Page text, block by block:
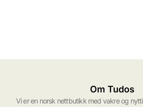
Om Tudos
Vi er en norsk nettbutikk med vakre og